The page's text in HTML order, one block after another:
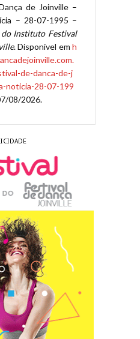
de Joinville –
– 28-07-1995 –
Instituto Festival
. Disponível em h
de-danca-de-j
noticia-28-07-199
08/2026.